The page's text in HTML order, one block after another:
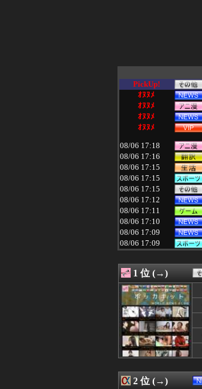
PickUp!
ｵﾇﾇﾒ
ｵﾇﾇﾒ
ｵﾇﾇﾒ
ｵﾇﾇﾒ
08/06 17:18
08/06 17:16
08/06 17:15
08/06 17:15
08/06 17:15
08/06 17:12
08/06 17:11
08/06 17:10
08/06 17:09
08/06 17:09
08/06 17:08
08/06 17:08
08/06 17:06
08/06 17:05
08/06 17:05
08/06 17:05
08/06 17:05
08/06 17:05
08/06 17:05
08/06 17:04
08/06 17:03
1 位 (→)
2 位 (→)